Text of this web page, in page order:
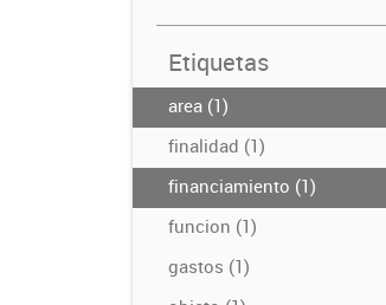
Etiquetas
area (1)
finalidad (1)
financiamiento (1)
funcion (1)
gastos (1)